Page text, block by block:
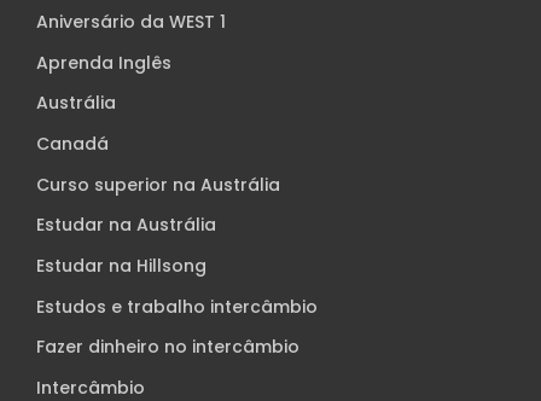
Aniversário da WEST 1
Aprenda Inglês
Austrália
Canadá
Curso superior na Austrália
Estudar na Austrália
Estudar na Hillsong
Estudos e trabalho intercâmbio
Fazer dinheiro no intercâmbio
Intercâmbio